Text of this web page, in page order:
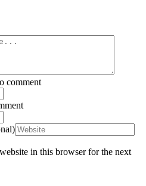
comment
in this browser for the next